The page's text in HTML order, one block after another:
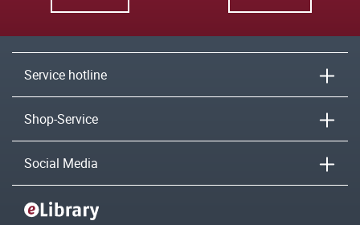
Service hotline
Shop-Service
Social Media